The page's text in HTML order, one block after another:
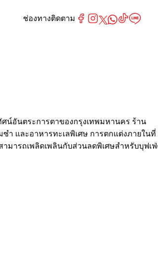
น์อันตระการตาของกรุงเทพมหานคร ร้าน
ำ และอาหารทะเลพิเศษ การตกแต่งภายในที่
มารถเพลิดเพลินกับส่วนลดพิเศษสำหรับบุฟเ
ช่องทางติดตาม